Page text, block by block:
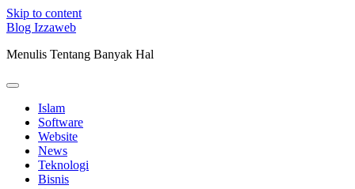
Skip to content
Blog Izzaweb
Menulis Tentang Banyak Hal
Islam
Software
Website
News
Teknologi
Bisnis